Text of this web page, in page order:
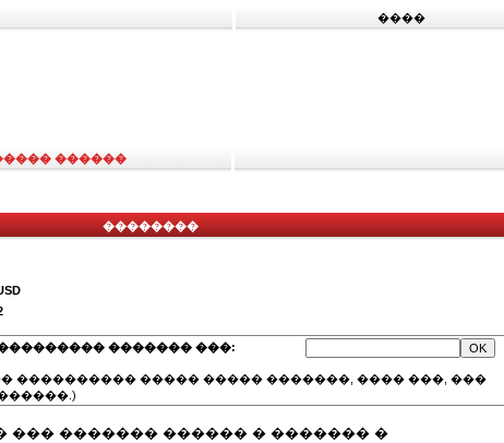
����
������
��������
������� ���:
���������� ����� ����� �������, ���� ���, ���
��� ������� ������ � ������� �